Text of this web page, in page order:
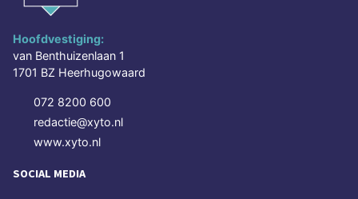
Hoofdvestiging:
van Benthuizenlaan 1
1701 BZ Heerhugowaard
072 8200 600
redactie@xyto.nl
www.xyto.nl
SOCIAL MEDIA